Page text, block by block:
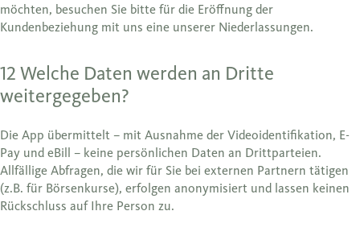
möchten, besuchen Sie bitte für die Eröffnung der
Kundenbeziehung mit uns eine unserer Niederlassungen.
12 Welche Daten werden an Dritte
weitergegeben?
Die App übermittelt – mit Ausnahme der Videoidentifikation, E-
Pay und eBill – keine persönlichen Daten an Drittparteien.
Allfällige Abfragen, die wir für Sie bei externen Partnern tätigen
(z.B. für Börsenkurse), erfolgen anonymisiert und lassen keinen
Rückschluss auf Ihre Person zu.